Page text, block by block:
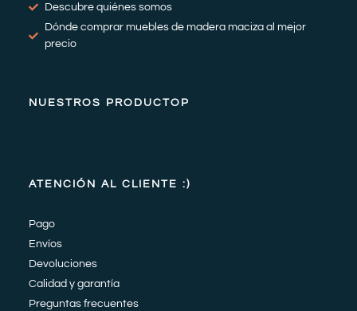
Descubre quiénes somos
Dónde comprar muebles de madera maciza al mejor
precio
NUESTROS PRODUCTOP
ATENCIÓN AL CLIENTE :)
Pago
Envíos
Devoluciones
Calidad y garantía
Preguntas frecuentes